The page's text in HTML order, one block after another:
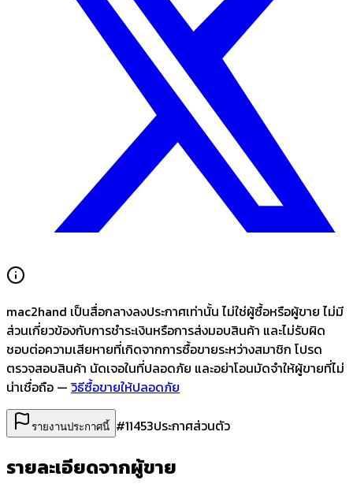
mac2hand เป็นสื่อกลางลงประกาศเท่านั้น ไม่ใช่ผู้ซื้อหรือผู้ขาย ไม่มี
ส่วนเกี่ยวข้องกับการชำระเงินหรือการส่งมอบสินค้า และไม่รับผิด
ชอบต่อความเสียหายที่เกิดจากการซื้อขายระหว่างสมาชิก โปรด
ตรวจสอบสินค้า นัดเจอในที่ปลอดภัย และอย่าโอนมัดจำให้ผู้ขายที่ไม่
น่าเชื่อถือ — วิธีซื้อขายให้ปลอดภัย
รายงานประกาศนี้ #11453ประกาศส่วนตัว
รายละเอียดจากผู้ขาย